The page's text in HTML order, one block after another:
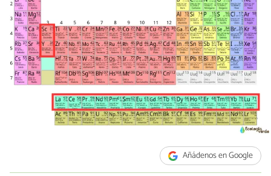
Añádenos en Google